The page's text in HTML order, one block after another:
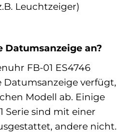
Leuchtzeiger)
Datumsanzeige an?
FB-01 ES4746
Datumsanzeige verfügt,
Modell ab. Einige
Serie sind mit einer
andere nicht.